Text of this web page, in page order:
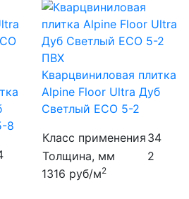
8
ПВХ
Кварцвиниловая плитка
Alpine Floor Ultra Дуб
Светлый ECO 5-2
Класс применения 34
Толщина, мм
2
1316 руб/м2